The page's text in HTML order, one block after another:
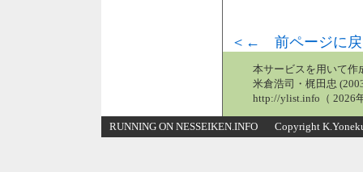
＜← 前ページに戻
本サービスを用いて作
米倉浩司・梶田忠
http://ylist.info（ 2026
RUNNING ON NESSEIKEN.INFO Copyright